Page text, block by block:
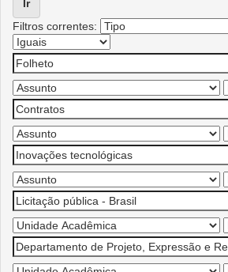
Filtros correntes: